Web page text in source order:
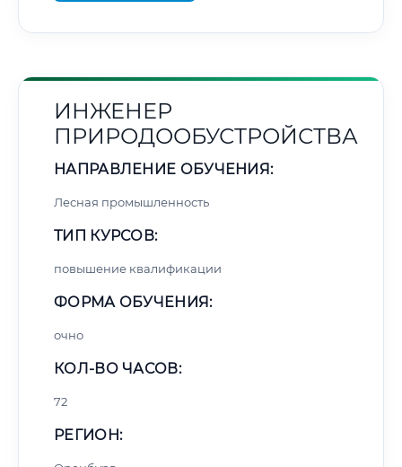
ИНЖЕНЕР
ПРИРОДООБУСТРОЙСТВА
НАПРАВЛЕНИЕ ОБУЧЕНИЯ:
Лесная промышленность
ТИП КУРСОВ:
повышение квалификации
ФОРМА ОБУЧЕНИЯ:
очно
КОЛ-ВО ЧАСОВ:
72
РЕГИОН: